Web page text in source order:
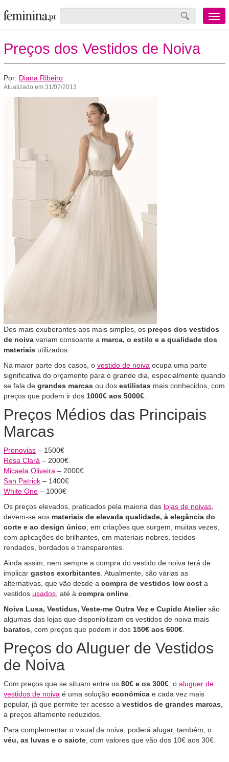
Menu
mobile
Preços dos Vestidos de Noiva
Por: Diana Ribeiro
Atualizado em 31/07/2013
Dos mais exuberantes aos mais simples, os preços dos vestidos
de noiva variam consoante a marca, o estilo e a qualidade dos
materiais utilizados.
Na maior parte dos casos, o vestido de noiva ocupa uma parte
significativa do orçamento para o grande dia, especialmente quando
se fala de grandes marcas ou dos estilistas mais conhecidos, com
preços que podem ir dos 1000€ aos 5000€
Preços Médios das Principais
Marcas
Pronovias – 1500€
Rosa Clará – 2000€
Micaela Oliveira – 2000€
San Patrick – 1400€
White One – 1000€
Os preços elevados, praticados pela maioria das lojas de noivas
devem-se aos materiais de elevada qualidade, à elegância do
corte e ao design único , em criações que surgem, muitas vezes,
com aplicações de brilhantes, em materiais nobres, tecidos
rendados, bordados e transparentes.
Ainda assim, nem sempre a compra do vestido de noiva terá de
implicar gastos exorbitantes . Atualmente, são várias as
alternativas, que vão desde a compra de vestidos low cost a
vestidos usados , até à compra online
Noiva Lusa, Vestidus, Veste-me Outra Vez e Cupido Ateliersão
algumas das lojas que disponibilizam os vestidos de noiva mais
baratos , com preços que podem ir dos 150€ aos 600€
Preços do Aluguer de Vestidos
de Noiva
Com preços que se situam entre os 80€ e os 300€ , o aluguer de
vestidos de noiva é uma solução económica e cada vez mais
popular, já que permite ter acesso a vestidos de grandes marcas
a preços altamente reduzidos.
Para complementar o visual da noiva, poderá alugar, também, o
véu, as luvas e o saiote , com valores que vão dos 10€ aos 30€.